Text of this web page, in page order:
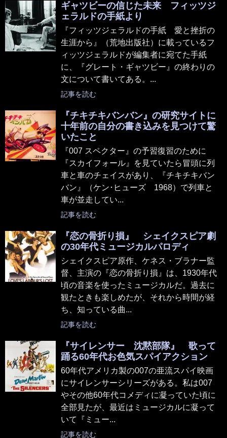
ギャツビーの信じた未来 フィッツジ
ェラルドの手紙より
『フィッツジェラルドの手紙 愛と挫折の
生涯から』（荒地出版社）に載っているフ
ィッツジェラルドが編集者に宛てた手紙
に、『グレート・ギャツビー』の終わりの
文について書いてある。...
記事を読む
『チキチキバンバン』の研究サイトに
十年前の自分の書き込みを見つけて驚
いたこと
『007 スペクター』の予習復習のために
『スカイフォール』を見ていたら冒頭に列
車と車のチェイスがあり、『チキチキバン
バン』（ケン･ヒューズ 1968）で列車と
車が並走してい...
記事を読む
『恋の骨折り損』 シェイクスピア劇
の30年代ミュージカルパロディ
シェイクスピア原作、ケネス・ブラナー監
督、主演の『恋の骨折り損』は、1930年代
頃の音楽を使ったミュージカルだ。過去に
観たときも楽しめたが、それから時間が経
ち、知っている曲...
記事を読む
『サイレンサー 沈黙部隊』 歌って
踊る60年代お色気スパイアクション
60年代アメリカ製の007の亜流スパイ映画
にサイレンサーシリーズがある。私は007
やその他60年代コメディに凝っていた頃に
全部見たが、最近はミュージカルに凝って
いて『ミュー...
記事を読む